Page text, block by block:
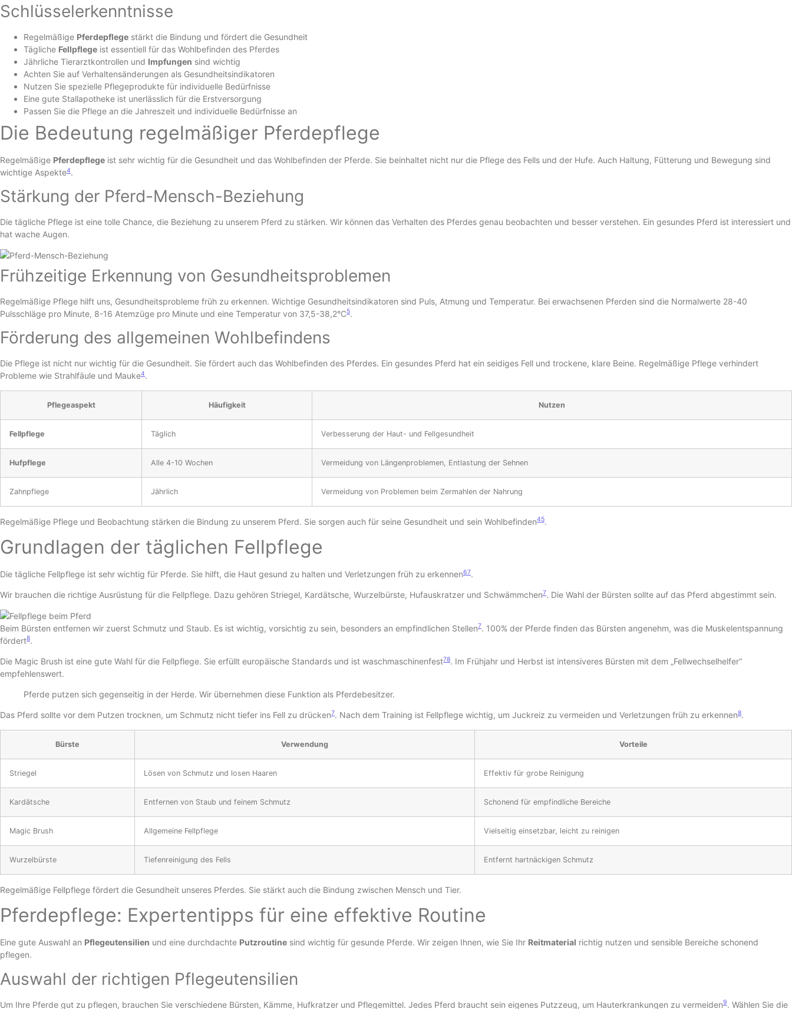
Schlüsselerkenntnisse
Regelmäßige Pferdepflege stärkt die Bindung und fördert die Gesundheit
Tägliche Fellpflege ist essentiell für das Wohlbefinden des Pferdes
Jährliche Tierarztkontrollen und Impfungen sind wichtig
Achten Sie auf Verhaltensänderungen als Gesundheitsindikatoren
Nutzen Sie spezielle Pflegeprodukte für individuelle Bedürfnisse
Eine gute Stallapotheke ist unerlässlich für die Erstversorgung
Passen Sie die Pflege an die Jahreszeit und individuelle Bedürfnisse an
Die Bedeutung regelmäßiger Pferdepflege
Regelmäßige Pferdepflege ist sehr wichtig für die Gesundheit und das Wohlbefinden der Pferde. Sie beinhaltet nicht nur die Pflege des Fells und der Hufe. Auch Haltung, Fütterung und Bewegung sind
wichtige Aspekte4.
Stärkung der Pferd-Mensch-Beziehung
Die tägliche Pflege ist eine tolle Chance, die Beziehung zu unserem Pferd zu stärken. Wir können das Verhalten des Pferdes genau beobachten und besser verstehen. Ein gesundes Pferd ist interessiert und
hat wache Augen.
Frühzeitige Erkennung von Gesundheitsproblemen
Regelmäßige Pflege hilft uns, Gesundheitsprobleme früh zu erkennen. Wichtige Gesundheitsindikatoren sind Puls, Atmung und Temperatur. Bei erwachsenen Pferden sind die Normalwerte 28-40
Pulsschläge pro Minute, 8-16 Atemzüge pro Minute und eine Temperatur von 37,5-38,2°C5.
Förderung des allgemeinen Wohlbefindens
Die Pflege ist nicht nur wichtig für die Gesundheit. Sie fördert auch das Wohlbefinden des Pferdes. Ein gesundes Pferd hat ein seidiges Fell und trockene, klare Beine. Regelmäßige Pflege verhindert
Probleme wie Strahlfäule und Mauke4.
Pflegeaspekt Häufigkeit Nutzen
Fellpflege Täglich Verbesserung der Haut- und Fellgesundheit
Hufpflege Alle 4-10 Wochen Vermeidung von Längenproblemen, Entlastung der Sehnen
Zahnpflege Jährlich Vermeidung von Problemen beim Zermahlen der Nahrung
Regelmäßige Pflege und Beobachtung stärken die Bindung zu unserem Pferd. Sie sorgen auch für seine Gesundheit und sein Wohlbefinden45.
Grundlagen der täglichen Fellpflege
Die tägliche Fellpflege ist sehr wichtig für Pferde. Sie hilft, die Haut gesund zu halten und Verletzungen früh zu erkennen67.
Wir brauchen die richtige Ausrüstung für die Fellpflege. Dazu gehören Striegel, Kardätsche, Wurzelbürste, Hufauskratzer und Schwämmchen7. Die Wahl der Bürsten sollte auf das Pferd abgestimmt sein.
Beim Bürsten entfernen wir zuerst Schmutz und Staub. Es ist wichtig, vorsichtig zu sein, besonders an empfindlichen Stellen7. 100% der Pferde finden das Bürsten angenehm, was die Muskelentspannung
fördert8.
Die Magic Brush ist eine gute Wahl für die Fellpflege. Sie erfüllt europäische Standards und ist waschmaschinenfest78. Im Frühjahr und Herbst ist intensiveres Bürsten mit dem „Fellwechselhelfer“
empfehlenswert.
Pferde putzen sich gegenseitig in der Herde. Wir übernehmen diese Funktion als Pferdebesitzer.
Das Pferd sollte vor dem Putzen trocknen, um Schmutz nicht tiefer ins Fell zu drücken7. Nach dem Training ist Fellpflege wichtig, um Juckreiz zu vermeiden und Verletzungen früh zu erkennen8.
Bürste Verwendung Vorteile
Striegel Lösen von Schmutz und losen Haaren Effektiv für grobe Reinigung
Kardätsche Entfernen von Staub und feinem Schmutz Schonend für empfindliche Bereiche
Magic Brush Allgemeine Fellpflege Vielseitig einsetzbar, leicht zu reinigen
Wurzelbürste Tiefenreinigung des Fells Entfernt hartnäckigen Schmutz
Regelmäßige Fellpflege fördert die Gesundheit unseres Pferdes. Sie stärkt auch die Bindung zwischen Mensch und Tier.
Pferdepflege: Expertentipps für eine effektive Routine
Eine gute Auswahl an Pflegeutensilien und eine durchdachte Putzroutine sind wichtig für gesunde Pferde. Wir zeigen Ihnen, wie Sie Ihr Reitmaterial richtig nutzen und sensible Bereiche schonend
pflegen.
Auswahl der richtigen Pflegeutensilien
Um Ihre Pferde gut zu pflegen, brauchen Sie verschiedene Bürsten, Kämme, Hufkratzer und Pflegemittel. Jedes Pferd braucht sein eigenes Putzzeug, um Hauterkrankungen zu vermeiden9. Wählen Sie die